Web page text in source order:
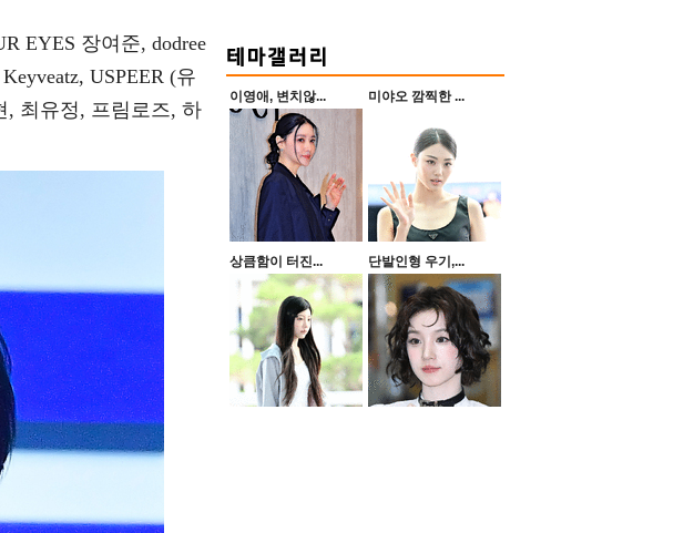
EYES 장여준, dodree
USPEER (유
, 최유정, 프림로즈, 하
이영애, 변치않... 미야오 깜찍한 ...
상큼함이 터진... 단발인형 우기,...